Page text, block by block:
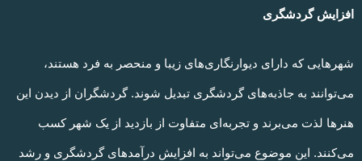
افزایش گردشگری
شهرهایی که دارای دیوارنگاری‌های زیبا و منحصر به فرد هستند،
می‌توانند به جاذبه‌های گردشگری تبدیل شوند. گردشگران از دیدن این
هنرها لذت می‌برند و تجربه‌ای متفاوت از بازدید از یک شهر کسب
می‌کنند. این موضوع می‌تواند به افزایش درآمدهای گردشگری و رشد